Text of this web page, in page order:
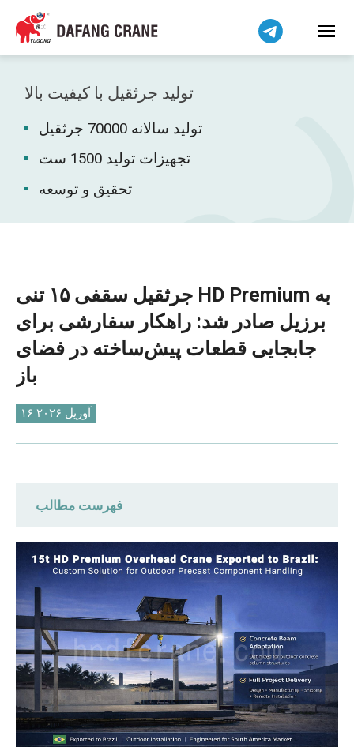
تولید جرثقیل با کیفیت بالا
تولید سالانه 70000 جرثقیل
تجهیزات تولید 1500 ست
تحقیق و توسعه
جرثقیل سقفی ۱۵ تنی HD Premium به
برزیل صادر شد: راهکار سفارشی برای
جابجایی قطعات پیش‌ساخته در فضای
باز
۱۶ آوریل ۲۰۲۶
فهرست مطالب
۳ مشکل کلیدی در تدارکات برای تامین‌کنندگان
برزیل
راهکار سفارشی جرثقیل سقفی HD Premium
برای مشتری برزیلی توسط DAFANFCRANE
جرثقیل سقفی HD Premium: دقیقاً متناسب با
تیرهای جرثقیل بتنی
کنترل کیفیت دقیق و چرخه‌های تحویل بهینه
हिन्दी
Bahasa Indonesia
Bahasa Melayu
Tiếng Việt
简体中文
বাংলা
Pilipino
اردو
Kiswahili
Dansk
Norsk
O‘zbekcha